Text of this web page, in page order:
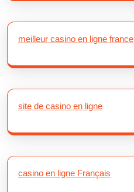
meilleur casino en ligne france
site de casino en ligne
casino en ligne Français